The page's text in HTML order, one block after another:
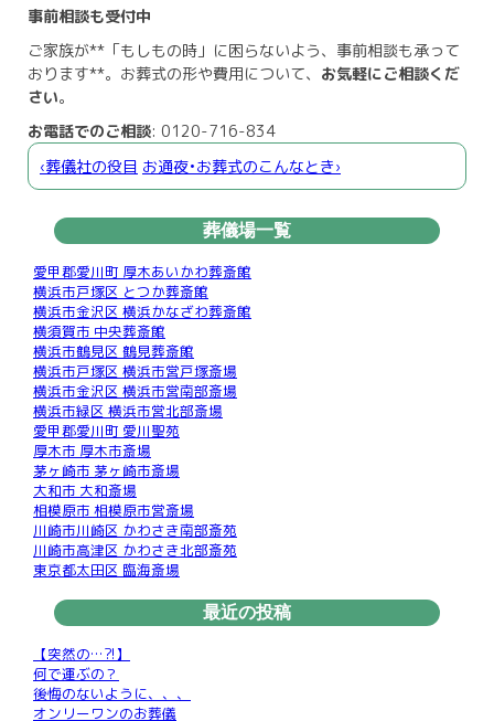
事前相談も受付中
ご家族が**「もしもの時」に困らないよう、事前相談も承って
おります**。お葬式の形や費用について、 お気軽にご相談くだ
さい。
お電話でのご相談: 0120-716-834
‹葬儀社の役目 お通夜•お葬式のこんなとき›
葬儀場一覧
愛甲郡愛川町 厚木あいかわ葬斎館
横浜市戸塚区 とつか葬斎館
横浜市金沢区 横浜かなざわ葬斎館
横須賀市 中央葬斎館
横浜市鶴見区 鶴見葬斎館
横浜市戸塚区 横浜市営戸塚斎場
横浜市金沢区 横浜市営南部斎場
横浜市緑区 横浜市営北部斎場
愛甲郡愛川町 愛川聖苑
厚木市 厚木市斎場
茅ヶ崎市 茅ヶ崎市斎場
大和市 大和斎場
相模原市 相模原市営斎場
川崎市川崎区 かわさき南部斎苑
川崎市高津区 かわさき北部斎苑
東京都太田区 臨海斎場
最近の投稿
【突然の…?!】
何で運ぶの？
後悔のないように、、、
オンリーワンのお葬儀